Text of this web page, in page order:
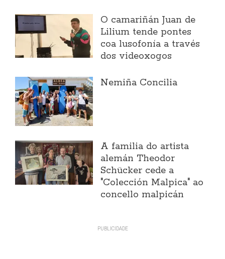
O camariñán Juan de
Lilium tende pontes
coa lusofonía a través
dos videoxogos
Nemiña Concilia
A familia do artista
alemán Theodor
Schücker cede a
"Colección Malpica" ao
concello malpicán